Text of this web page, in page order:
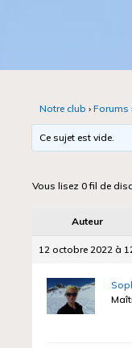
Notre club › Forums
Ce sujet est vide.
Vous lisez 0 fil de
Auteur
12 octobre 2022 à